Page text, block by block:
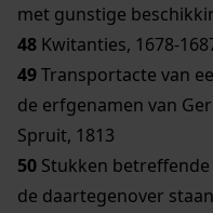
met gunstige
48 Kwitanties, 1678-
49Transportacte van
de erfgenamen van
Spruit, 1813
50 Stukken
de daartegenover